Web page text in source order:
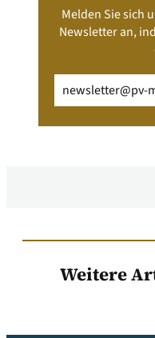
Melden Sie sich
Newsletter an,
(erforderlich)
Weitere